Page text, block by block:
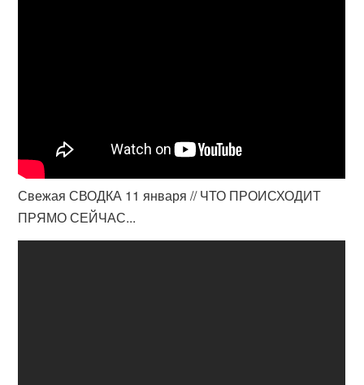
Свежая СВОДКА 11 января // ЧТО ПРОИСХОДИТ
ПРЯМО СЕЙЧАС...